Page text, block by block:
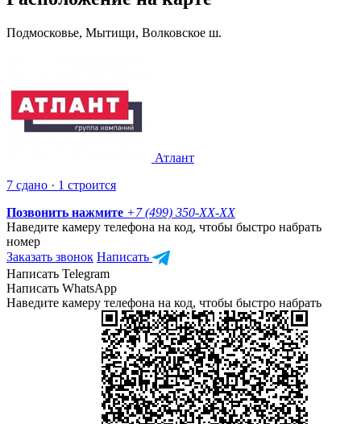
Подмосковье, Мытищи, Волковское ш.
Атлант
7 сдано · 1 строится
Позвонить нажмите +7 (499) 350-XX-XX
Наведите камеру телефона на код, чтобы быстро набрать
номер
Заказать звонок Написать
Написать Telegram
Написать WhatsApp
Наведите камеру телефона на код, чтобы быстро набрать